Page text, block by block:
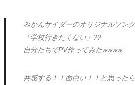
みかんサイダーのオリジナルソング
「学校行きたくない」??
自分たちでPV作ってみたwwww
共感する！！面白い！！と思った